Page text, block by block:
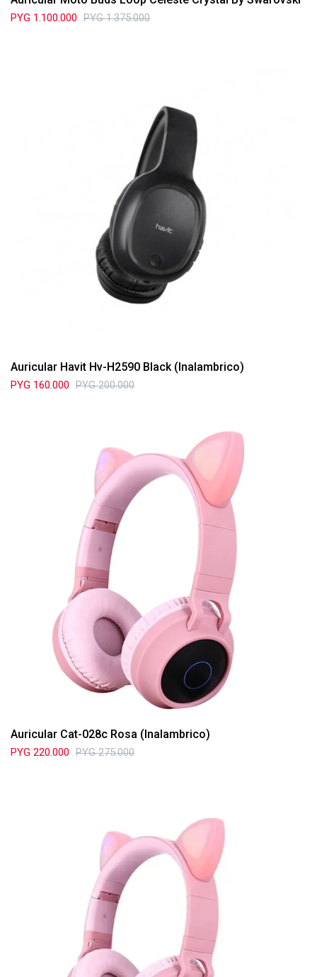
PYG 1.100.000 PYG 1.375.000
Auricular Havit Hv-H2590 Black (Inalambrico)
PYG 160.000 PYG 200.000
Auricular Cat-028c Rosa (Inalambrico)
PYG 220.000 PYG 275.000